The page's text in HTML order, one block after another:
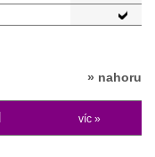
» nahoru
víc »